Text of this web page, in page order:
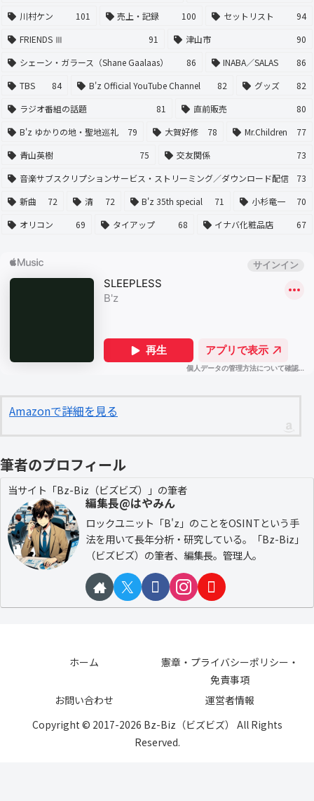
川村ケン
101 売上・記録 100 セットリスト
94
FRIENDS Ⅲ
91 津山市
90
シェーン・ガラース（Shane Gaalaas）
86 INABA／SALAS
86
TBS
84 B'z Official YouTube Channel 82 グッズ
82
ラジオ番組の話題
81 直前販売
80
B'z ゆかりの地・聖地巡礼
79 大賀好修 78 Mr.Children
77
青山英樹
75 交友関係
73
音楽サブスクリプションサービス・ストリーミング／ダウンロード配信
73
新曲
72 清 72 B'z 35th special 71 小杉竜一
70
オリコン
69 タイアップ 68 イナバ化粧品店 67
Amazonで詳細を見る
筆者のプロフィール
当サイト「Bz-Biz（ビズビズ）」の筆者
編集長@はやみん
ロックユニット「B'z」のことをOSINTという手
法を用いて長年分析・研究している。「Bz-Biz」
（ビズビズ）の筆者、編集長。管理人。
ホーム
憲章・プライバシーポリシー・
免責事項
お問い合わせ
運営者情報
Copyright © 2017-2026 Bz-Biz（ビズビズ） All Rights
Reserved.